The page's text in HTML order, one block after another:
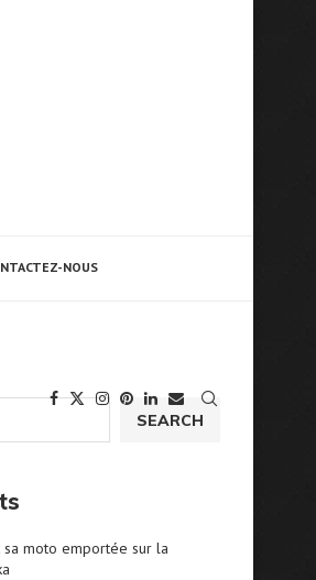
NOUS
SEARCH
sa moto emportée sur la